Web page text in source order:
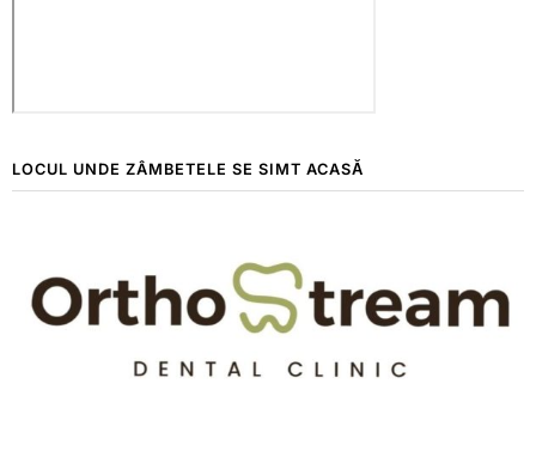
LOCUL UNDE ZÂMBETELE SE SIMT ACASĂ